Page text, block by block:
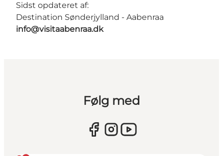
Sidst opdateret af:
Destination Sønderjylland - Aabenraa
info@visitaabenraa.dk
Følg med